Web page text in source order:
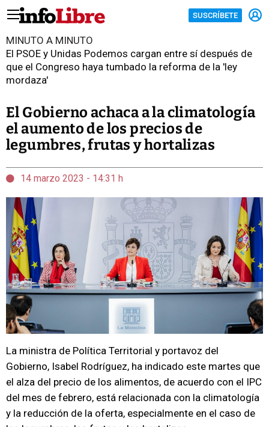
SUSCRÍBETE
MINUTO A MINUTO
El PSOE y Unidas Podemos cargan entre sí después de
que el Congreso haya tumbado la reforma de la 'ley
mordaza'
El Gobierno achaca a la climatología
el aumento de los precios de
legumbres, frutas y hortalizas
14 marzo 2023 - 14:31 h
La ministra de Política Territorial y portavoz del
Gobierno, Isabel Rodríguez, ha indicado este martes que
el alza del precio de los alimentos, de acuerdo con el IPC
del mes de febrero, está relacionada con la climatología
y la reducción de la oferta, especialmente en el caso de